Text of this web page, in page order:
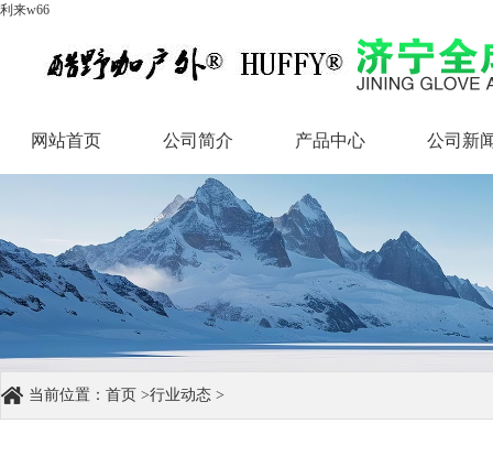
利来w66
网站首页 公司简介
公司简介
产品中心
产品中心
公司新
当前位置： 首页 >行业动态 >